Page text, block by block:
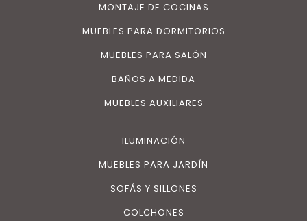
MONTAJE DE COCINAS
MUEBLES PARA DORMITORIOS
MUEBLES PARA SALÓN
BAÑOS A MEDIDA
MUEBLES AUXILIARES
ILUMINACIÓN
MUEBLES PARA JARDÍN
SOFÁS Y SILLONES
COLCHONES